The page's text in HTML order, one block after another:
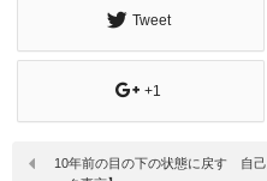
Tweet
+1
10年前の目の下の状態に戻す 自